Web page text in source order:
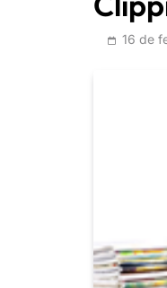
16 de